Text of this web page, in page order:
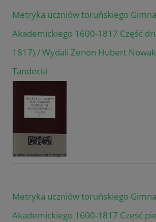
Metryka uczniów toruńskiego
Akademickiego 1600-1817 Część
1817) / Wydali Zenon Hubert
Tandecki
Metryka uczniów toruńskiego
Akademickiego 1600-1817 Część